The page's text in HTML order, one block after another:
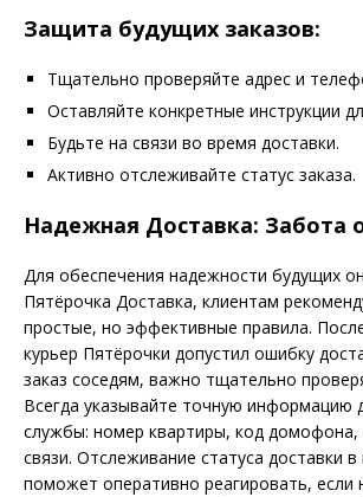
Защита будущих заказов:
Тщательно проверяйте адрес и
Оставляйте конкретные инструкции
Будьте на связи во время доставки.
Активно отслеживайте статус заказа.
Надежная Доставка: Забота
Для обеспечения надежности будущих
Пятёрочка Доставка, клиентам
простые, но эффективные правила.
курьер Пятёрочки допустил ошибку
заказ соседям, важно тщательно
Всегда указывайте точную информацию
службы: номер квартиры, код домофона,
связи. Отслеживание статуса доставки
поможет оперативно реагировать, если